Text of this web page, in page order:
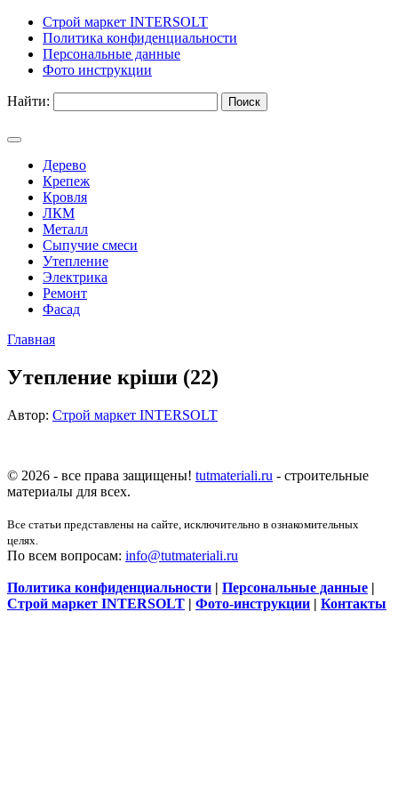
Строй маркет INTERSOLT
Политика конфиденциальности
Персональные данные
Фото инструкции
Найти:
Дерево
Крепеж
Кровля
ЛКМ
Металл
Сыпучие смеси
Утепление
Электрика
Ремонт
Фасад
Главная
Утепление кріши (22)
Автор: Строй маркет INTERSOLT
© 2026 - все права защищены! tutmateriali.ru - строительные
материалы для всех.
Все статьи представлены на сайте, исключительно в ознакомительных
целях.
По всем вопросам: info@tutmateriali.ru
Политика конфиденциальности | Персональные данные |
Строй маркет INTERSOLT | Фото-инструкции | Контакты